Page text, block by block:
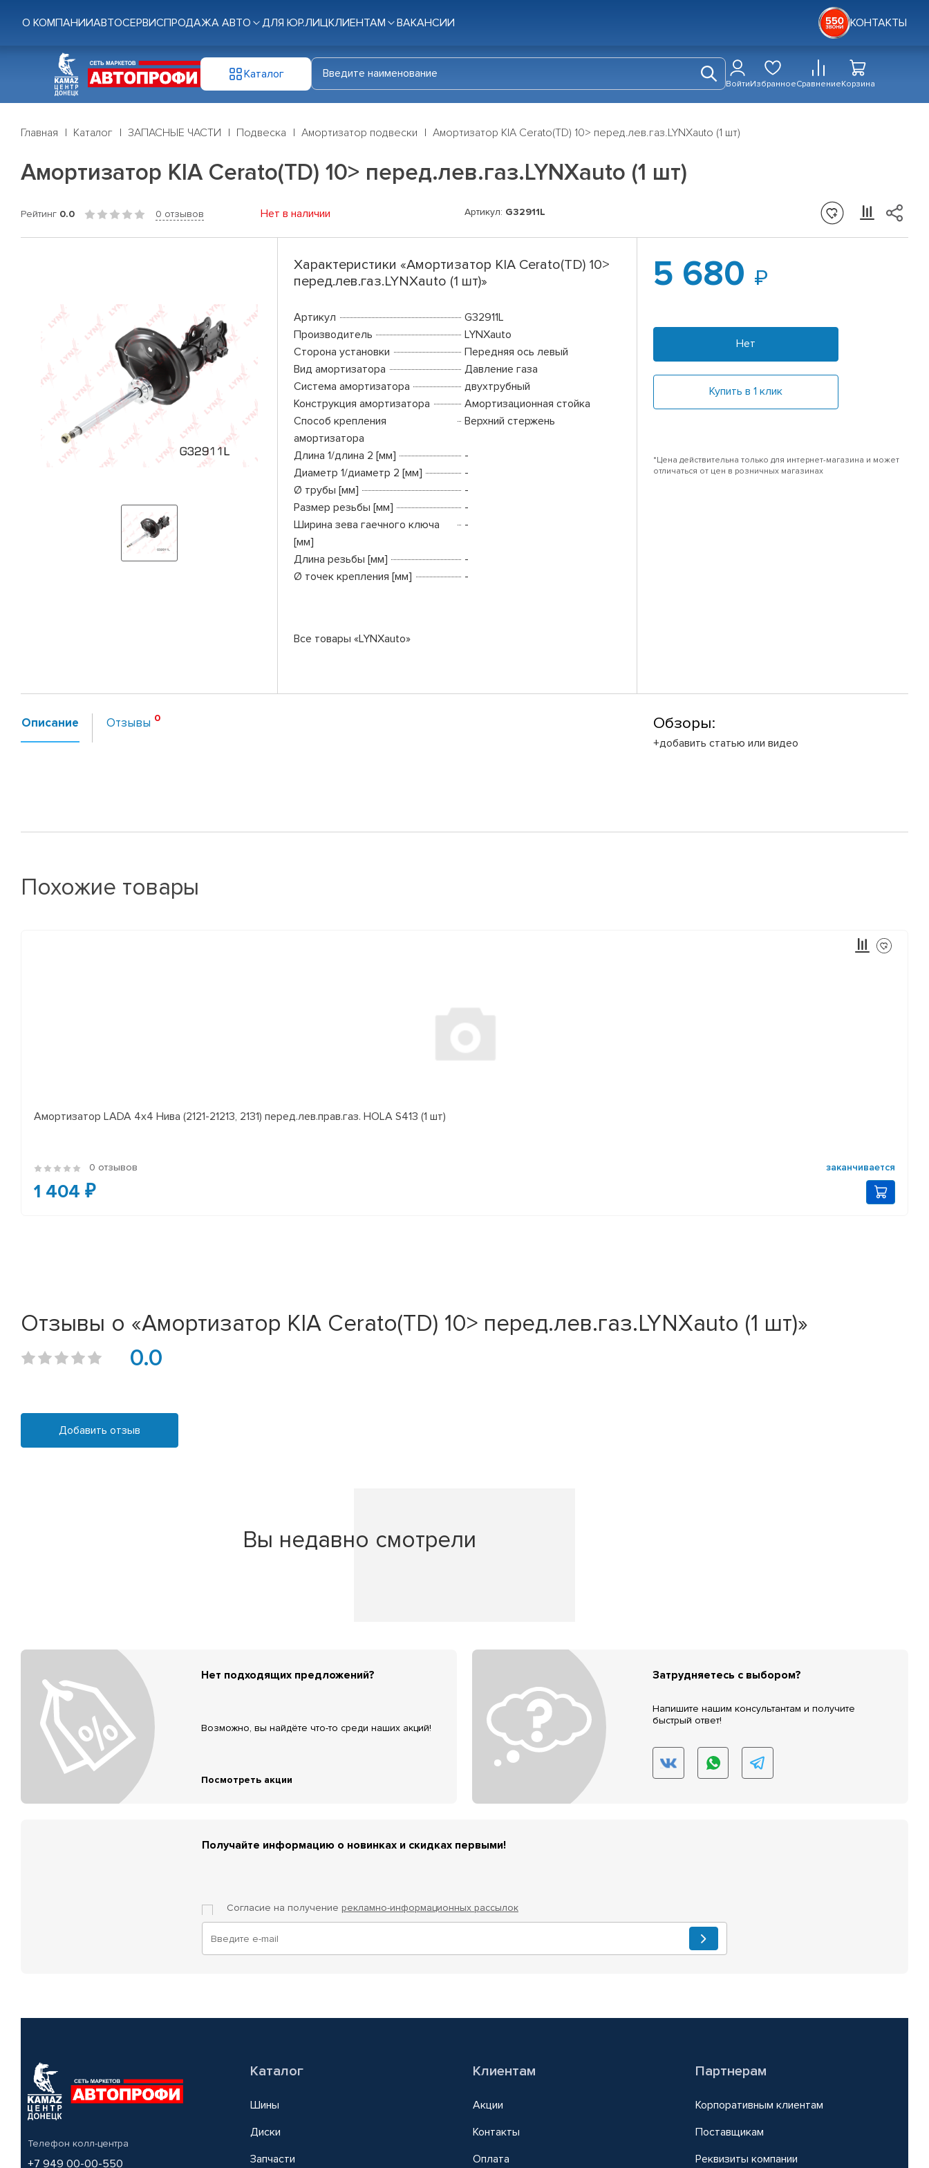
О КОМПАНИИАВТОСЕРВИСПРОДАЖА АВТО ДЛЯ ЮР.ЛИЦКЛИЕНТАМ ВАКАНСИИ КОНТАКТЫ
Каталог
ВойтиИзбранноеСравнениеКорзина
Главная Каталог ЗАПАСНЫЕ ЧАСТИ Подвеска Амортизатор подвески Амортизатор KIA Cerato(TD) 10> перед.лев.газ.LYNXauto (1 шт)
Амортизатор KIA Cerato(TD) 10> перед.лев.газ.LYNXauto (1 шт)
Рейтинг 0.0 0 отзывов Нет в наличии Артикул: G32911L
Характеристики «Амортизатор KIA Cerato(TD) 10>
перед.лев.газ.LYNXauto (1 шт)»
Артикул
G32911L
Производитель
LYNXauto
Сторона установки
Передняя ось левый
Вид амортизатора
Давление газа
Система амортизатора
двухтрубный
Конструкция амортизатора
Амортизационная стойка
Способ крепления
амортизатора
Верхний стержень
Длина 1/длина 2 [мм]
-
Диаметр 1/диаметр 2 [мм]
-
Ø трубы [мм]
-
Размер резьбы [мм]
-
Ширина зева гаечного ключа
[мм]
-
Длина резьбы [мм]
-
Ø точек крепления [мм]
-
Все товары «LYNXauto»
5 680
Нет
Купить в 1 клик
*Цена действительна только для интернет-магазина и может
отличаться от цен в розничных магазинах
Описание Отзывы Обзоры:
+добавить статью или видео
Похожие товары
Амортизатор LADA 4x4 Нива (2121-21213, 2131) перед.лев.прав.газ. HOLA S413 (1 шт)
0 отзывов заканчивается
1 404 ₽
Отзывы о «Амортизатор KIA Cerato(TD) 10> перед.лев.газ.LYNXauto (1 шт)»
0.0
Добавить отзыв
Вы недавно смотрели
Нет подходящих предложений?
Возможно, вы найдёте что-то среди наших акций!
Посмотреть акции
Затрудняетесь с выбором?
Напишите нашим консультантам и получите
быстрый ответ!
Получайте информацию о новинках и скидках первыми!
Согласие на получение рекламно-информационных рассылок
Телефон колл-центра
+7 949 00-00-550
Каталог
Шины
Диски
Запчасти
Клиентам
Акции
Контакты
Оплата
Партнерам
Корпоративным клиентам
Поставщикам
Реквизиты компании